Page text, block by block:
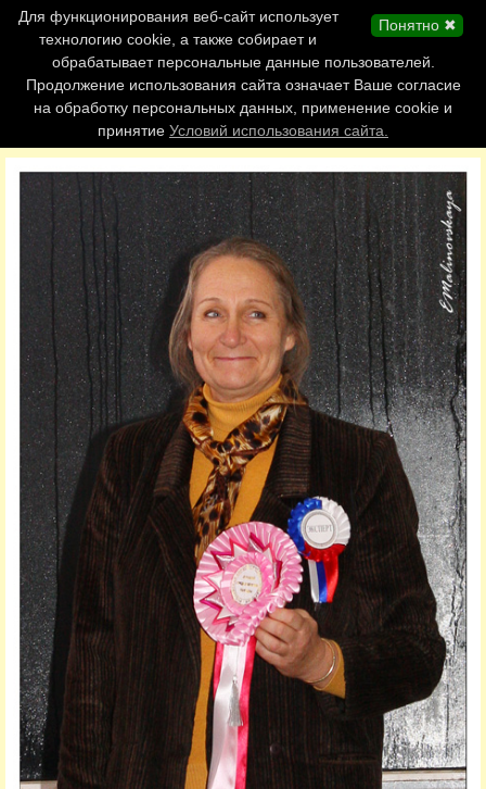
Главная страница
Обновления сайта
Контакты
Персоналии
Форум
Понятно ✖
Для функционирования веб-сайт использует
технологию cookie, а также собирает и
обрабатывает персональные данные пользователей.
Продолжение использования сайта означает Ваше согласие
на обработку персональных данных, применение cookie и
принятие Условий использования сайта.